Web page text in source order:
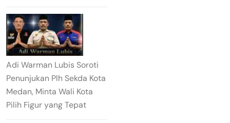
Adi Warman Lubis Soroti
Penunjukan Plh Sekda Kota
Medan, Minta Wali Kota
Pilih Figur yang Tepat